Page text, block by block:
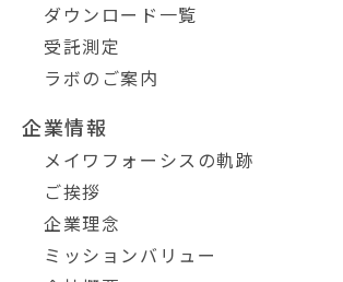
ダウンロード一覧
受託測定
ラボのご案内
企業情報
メイワフォーシスの軌跡
ご挨拶
企業理念
ミッションバリュー